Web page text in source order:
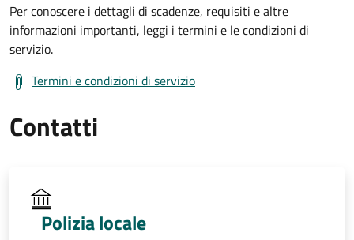
Per conoscere i dettagli di scadenze, requisiti e altre
informazioni importanti, leggi i termini e le condizioni di
servizio.
Termini e condizioni di servizio
Contatti
Polizia locale